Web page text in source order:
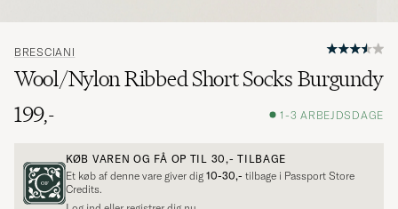
BRESCIANI
Wool/Nylon Ribbed Short Socks Burgundy
199,-
1-3 ARBEJDSDAGE
KØB VAREN OG FÅ OP TIL 30,- TILBAGE
Et køb af denne vare giver dig 10-30,- tilbage i Passport Store
Credits.